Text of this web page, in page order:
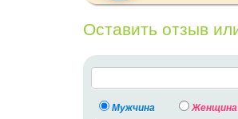
Оставить отзыв
Мужчина Женщина